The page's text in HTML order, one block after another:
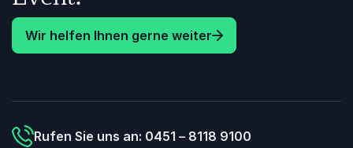
Wir helfen Ihnen gerne weiter
Rufen Sie uns an: 0451 – 8118 9100